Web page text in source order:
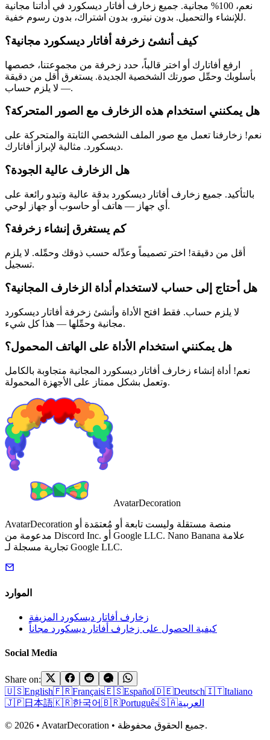
نعم، 100% مجانية. جميع زخارف أفاتار ديسكورد في أداتنا مجانية
للإنشاء والتحميل. بدون نيترو، بدون اشتراك، بدون رسوم خفية.
كيف أنشئ زخرفة أفاتار ديسكورد مجانية؟
ارفع أفاتارك أو اختر قالباً، حدد زخرفة من مجموعتنا، خصصها
بأسلوبك وحمِّل صورتك الشخصية الجديدة. يستغرق أقل من دقيقة
— لا يلزم حساب.
هل يمكنني استخدام هذه الزخارف مع الصور المتحركة؟
نعم! زخارفنا تعمل مع صور الملف الشخصي الثابتة والمتحركة على
ديسكورد. مثالية لإبراز أفاتارك.
هل الزخارف عالية الجودة؟
بالتأكيد. جميع زخارف أفاتار ديسكورد بدقة عالية وتبدو رائعة على
أي جهاز — هاتف أو حاسوب أو جهاز لوحي.
كم يستغرق إنشاء زخرفة؟
أقل من دقيقة! اختر تصميماً وعدِّله حسب ذوقك وحمِّله. لا يلزم
تسجيل.
هل أحتاج إلى حساب لاستخدام أداة الزخارف المجانية؟
لا يلزم حساب. فقط افتح الأداة وأنشئ زخرفة أفاتار ديسكورد
مجانية وحمِّلها — هذا كل شيء.
هل يمكنني استخدام الأداة على الهاتف المحمول؟
نعم! أداة إنشاء زخارف أفاتار ديسكورد المجانية متجاوبة بالكامل
وتعمل بشكل ممتاز على الأجهزة المحمولة.
AvatarDecoration
AvatarDecoration منصة مستقلة وليست تابعة أو مُعتمَدة أو
مدعومة من Discord Inc. أو Google LLC. Nano Banana علامة
تجارية مسجلة لـ Google LLC.
الموارد
زخارف أفاتار ديسكورد المزيفة
كيفية الحصول على زخارف أفاتار ديسكورد مجاناً
Social Media
Share on:
🇺🇸English🇫🇷Français🇪🇸Español🇩🇪Deutsch🇮🇹Italiano
🇯🇵日本語🇰🇷한국어🇧🇷Português🇸🇦العربية
© 2026 • AvatarDecoration • جميع الحقوق محفوظة.